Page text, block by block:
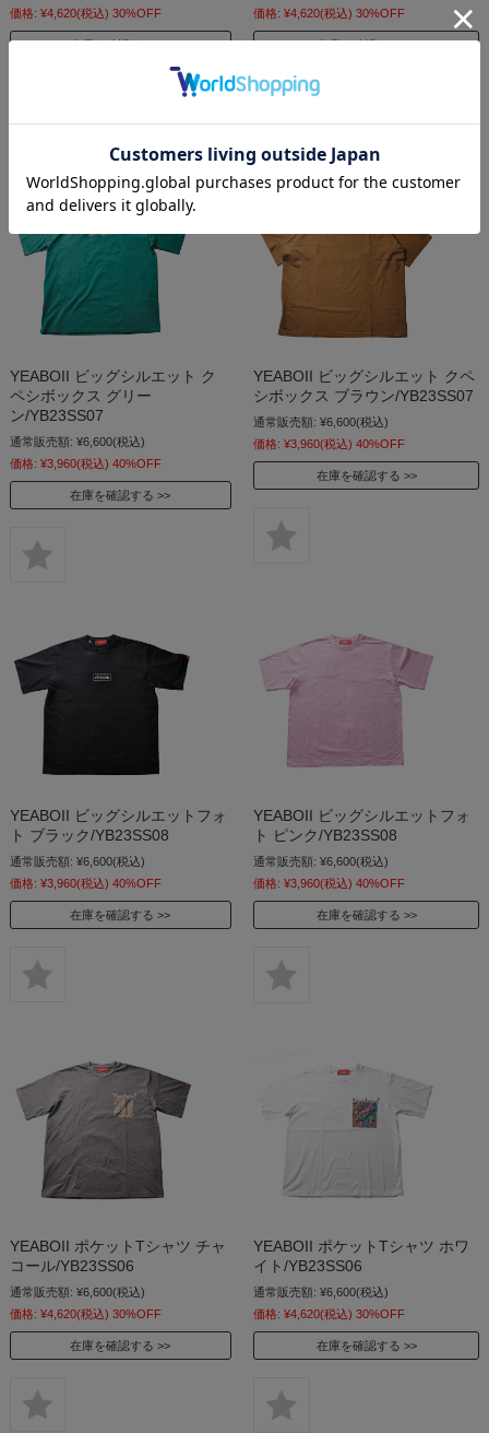
価格: ¥4,620(税込) 30%OFF
価格: ¥4,620(税込) 30%OFF
YEABOII ビッグシルエット ク
ペシボックス グリー
ン/YB23SS07
通常販売額: ¥6,600(税込)
価格: ¥3,960(税込) 40%OFF
在庫を確認する
YEABOII ビッグシルエット クペ
シボックス ブラウン/YB23SS07
通常販売額: ¥6,600(税込)
価格: ¥3,960(税込) 40%OFF
在庫を確認する
YEABOII ビッグシルエットフォ
ト ブラック/YB23SS08
通常販売額: ¥6,600(税込)
価格: ¥3,960(税込) 40%OFF
在庫を確認する
YEABOII ビッグシルエットフォ
ト ピンク/YB23SS08
通常販売額: ¥6,600(税込)
価格: ¥3,960(税込) 40%OFF
在庫を確認する
YEABOII ポケットTシャツ チャ
コール/YB23SS06
通常販売額: ¥6,600(税込)
価格: ¥4,620(税込) 30%OFF
在庫を確認する
YEABOII ポケットTシャツ ホワ
イト/YB23SS06
通常販売額: ¥6,600(税込)
価格: ¥4,620(税込) 30%OFF
在庫を確認する